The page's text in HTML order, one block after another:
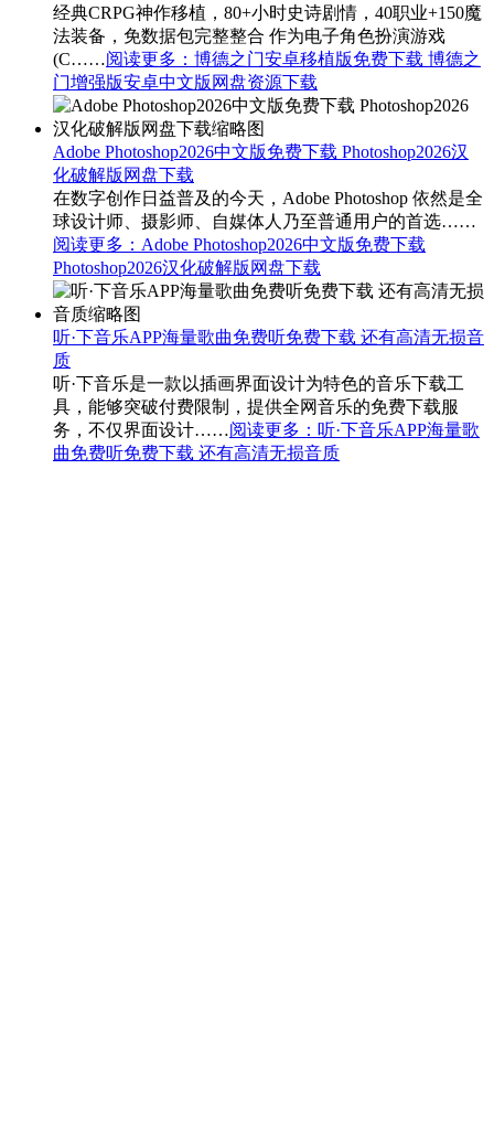
经典CRPG神作移植，80+小时史诗剧情，40职业+150魔
法装备，免数据包完整整合 作为电子角色扮演游戏
(C……阅读更多 ：博德之门安卓移植版免费下载 博德之
门增强版安卓中文版网盘资源下载
Adobe Photoshop2026中文版免费下载 Photoshop2026汉
化破解版网盘下载
在数字创作日益普及的今天，Adobe Photoshop 依然是全
球设计师、摄影师、自媒体人乃至普通用户的首选……
阅读更多 ：Adobe Photoshop2026中文版免费下载
Photoshop2026汉化破解版网盘下载
听·下音乐APP海量歌曲免费听免费下载 还有高清无损音
质
听·下音乐是一款以插画界面设计为特色的音乐下载工
具，能够突破付费限制，提供全网音乐的免费下载服
务，不仅界面设计……阅读更多 ：听·下音乐APP海量歌
曲免费听免费下载 还有高清无损音质